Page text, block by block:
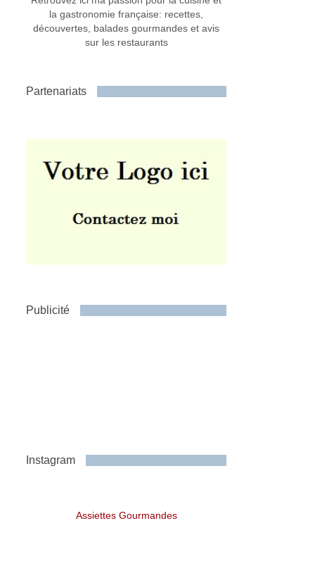
la gastronomie française: recettes,
découvertes, balades gourmandes et avis
sur les restaurants
Partenariats
Publicité
Instagram
Assiettes Gourmandes